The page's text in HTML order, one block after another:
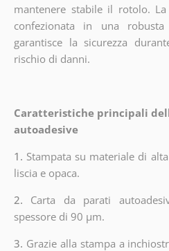
mantenere stabile il rotolo.
confezionata in una
garantisce la sicurezza
rischio di danni.
Caratteristiche principali
autoadesive
1. Stampata su materiale di
liscia e opaca.
2. Carta da parati
spessore di 90 µm.
3. Grazie alla stampa a